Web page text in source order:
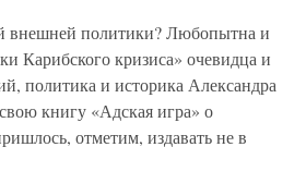
внешней политики? Любопытна и
Карибского кризиса» очевидца и
политика и историка Александра
книгу «Адская игра» о
отметим, издавать не в